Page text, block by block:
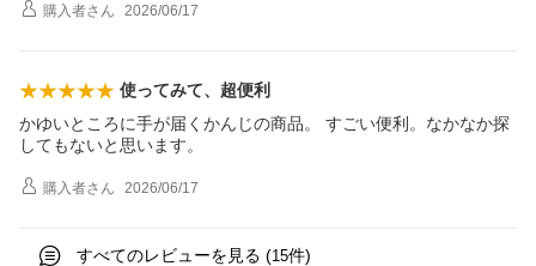
購入者さん 2026/06/17
使ってみて、超便利
かゆいところに手が届くかんじの商品。 すごい便利。なかなか探
してもないと思います。
購入者さん 2026/06/17
すべてのレビューを見る (15件)